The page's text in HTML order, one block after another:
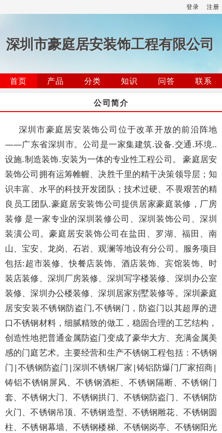
登录 注册
深圳市豪庭居安装饰工程有限公司
首页 产品 分类 知识 问答
联系
公司简介
深圳市豪庭居安装饰公司位于改革开放的前沿阵地
——广东省深圳市。公司是一家集建筑.设备.交通.环境..
设施.制造装饰.安装为一体的专业性工程公司。 豪庭居安
装饰公司拥有运筹帷幄、决胜千里的精干决策领导层；知
识丰富、水平的科技开发团队；技术过硬、不畏艰苦的精
良员工团队.豪庭居安装饰公司提供居家豪庭装修，厂房
装修 是一家专业的深圳装修公司、深圳装饰公司、深圳
装潢公司。豪庭居安装饰公司在盐田、罗湖、福田、南
山、宝安、龙岗、石岩、观澜等地设有分公司。服务项目
包括:超市装修、快餐店装饰、酒店装饰、宾馆装饰、时
装店装修、深圳厂房装修、深圳写字楼装修、深圳办公室
装修、深圳办公楼装修、深圳居家别墅装修等。深圳豪庭
居安安装不锈钢防盗门,不锈钢门，防盗门以其超厚的进
口不锈钢材料，细腻精致的做工，稳固合理的工艺结构，
创造性地把普通金属防盗门变成了豪华大方、充满金属美
感的门庭艺术。主要经营和生产不锈钢工程包括：不锈钢
门|不锈钢防盗门|深圳不锈钢厂家|铸铝防爆门厂家招商|
铸铝不锈钢屏风、不锈钢酒柜、不锈钢隔断、不锈钢门
套、不锈钢大门、不锈钢拱门、不锈钢防盗门、不锈钢防
火门、不锈钢吊顶、不锈钢造型、不锈钢雕花、不锈钢圆
柱、不锈钢幕墙、不锈钢楼梯、不锈钢岗亭、不锈钢阳光